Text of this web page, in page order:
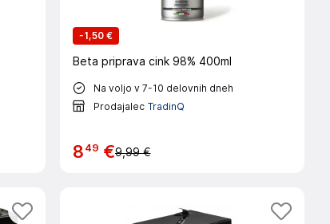
-1,50 €
Beta priprava cink 98% 400ml
Na voljo v 7-10 delovnih dneh
Prodajalec TradinQ
849 €9,99 €